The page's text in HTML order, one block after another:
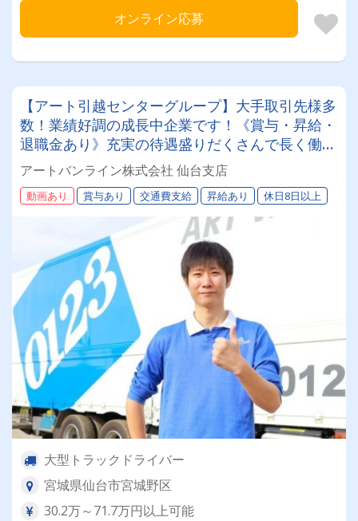
オンライン応募
【アート引越センターグループ】大手取引先様多
数！業績好調の成長中企業です！《賞与・昇給・
退職金あり》充実の待遇盛りだくさんで長く働け
ます！《大型ドライバー》★未経験ＯＫ★仕事と
プライベートの両立が叶う環境です♪【紹介者制
度あり！】
アートバンライン株式会社 仙台支店
動画あり 賞与あり 交通費支給 昇給あり 休日8日以上
大型トラックドライバー
宮城県仙台市宮城野区
30.2万～71.7万円以上可能